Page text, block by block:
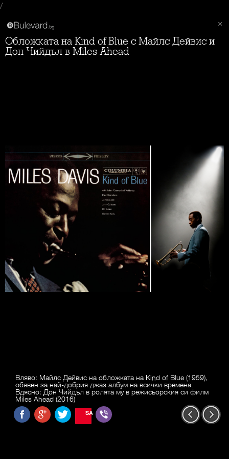
/
Обложката на Kind of Blue с Майлс Дейвис и
Дон Чийдъл в Miles Ahead
Вляво: Майлс Дейвис на обложката на Kind of Blue (1959),
обявен за най-добрия джаз албум на всички времена.
Вдясно: Дон Чийдъл в ролята му в режисьорския си филм
Miles Ahead (2016)
SAVE